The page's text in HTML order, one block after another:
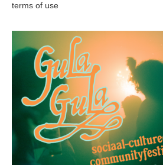
terms of use